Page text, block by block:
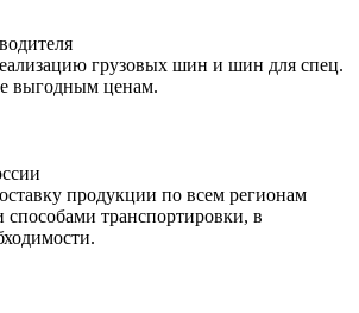
грузовых шин и шин для спец.
выгодным ценам.
продукции по всем регионам
транспортировки, в